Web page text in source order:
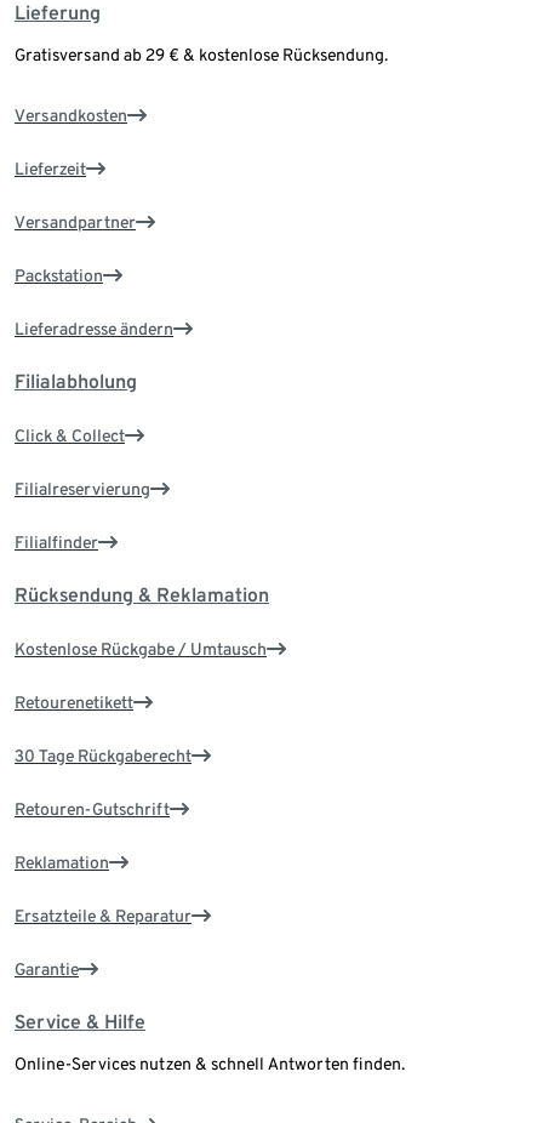
Lieferung
Gratisversand ab 29 € & kostenlose Rücksendung.
Versandkosten
Lieferzeit
Versandpartner
Packstation
Lieferadresse ändern
Filialabholung
Click & Collect
Filialreservierung
Filialfinder
Rücksendung & Reklamation
Kostenlose Rückgabe / Umtausch
Retourenetikett
30 Tage Rückgaberecht
Retouren-Gutschrift
Reklamation
Ersatzteile & Reparatur
Garantie
Service & Hilfe
Online-Services nutzen & schnell Antworten finden.